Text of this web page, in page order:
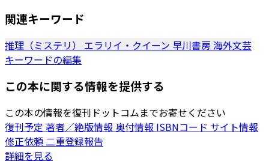
関連キーワード
推理（ミステリ） エラリイ・クイーン 早川書房海外文芸
キーワードの編集
この本に関する情報を提供する
この本の情報を復刊ドットコムまでお寄せください
復刊予定 著者／絶版情報 奥付情報 ISBNコード サイト情報
修正依頼二重登録報告
詳細を見る